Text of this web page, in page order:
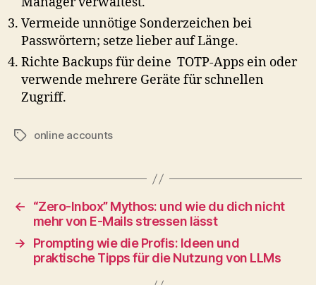
Vermeide unnötige Sonderzeichen bei
Passwörtern; setze lieber auf Länge.
Richte Backups für deine TOTP-Apps ein oder
verwende mehrere Geräte für schnellen
Zugriff.
Schlagwörter
online accounts
←
“Zero-Inbox” Mythos: und wie du dich nicht
mehr von E-Mails stressen lässt
→
Prompting wie die Profis: Ideen und
praktische Tipps für die Nutzung von LLMs